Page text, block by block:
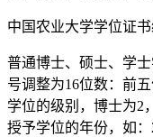
中国农业大学学位证
普通博士、硕士、学
号调整为16位数：前
学位的级别，博士为2
授予学位的年份，如